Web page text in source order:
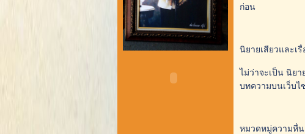
ก่อน
นิยายเสียวและเ
ไม่ว่าจะเป็น นิย
บทความบนเว็บไ
หมวดหมู่ความหื่น